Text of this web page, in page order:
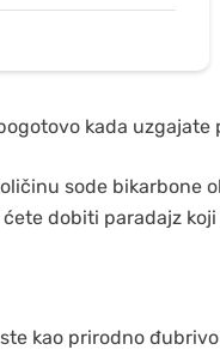
kada
sode bikarbone
dobiti paradajz
kao prirodno